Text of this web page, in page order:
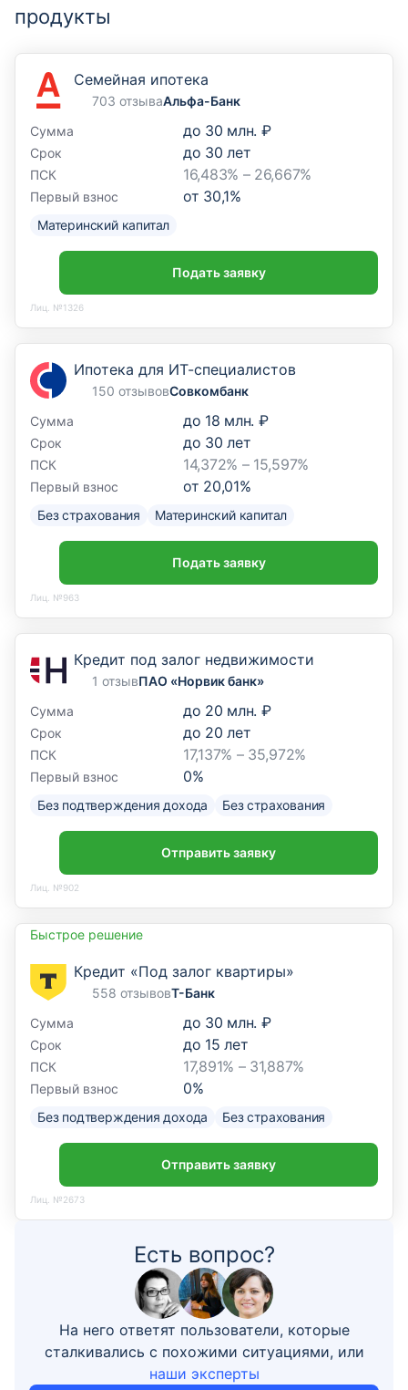
продукты
Семейная ипотека
703 отзываАльфа-Банк
Сумма
до 30 млн. ₽
Срок до 30 лет
ПСК 16,483% – 26,667%
Первый взнос от 30,1%
Материнский капитал
Подать заявку
Лиц. №1326
Ипотека для ИТ-специалистов
150 отзывовСовкомбанк
Сумма
до 18 млн. ₽
Срок до 30 лет
ПСК 14,372% – 15,597%
Первый взнос от 20,01%
Без страхования Материнский капитал
Подать заявку
Лиц. №963
Кредит под залог недвижимости
1 отзывПАО «Норвик банк»
Сумма
до 20 млн. ₽
Срок до 20 лет
ПСК 17,137% – 35,972%
Первый взнос 0%
Без подтверждения дохода Без страхования
Отправить заявку
Лиц. №902
Быстрое решение
Кредит «Под залог квартиры»
558 отзывовТ-Банк
Сумма
до 30 млн. ₽
Срок до 15 лет
ПСК 17,891% – 31,887%
Первый взнос 0%
Без подтверждения дохода Без страхования
Отправить заявку
Лиц. №2673
Есть вопрос?
На него ответят пользователи, которые
сталкивались с похожими ситуациями, или
наши эксперты